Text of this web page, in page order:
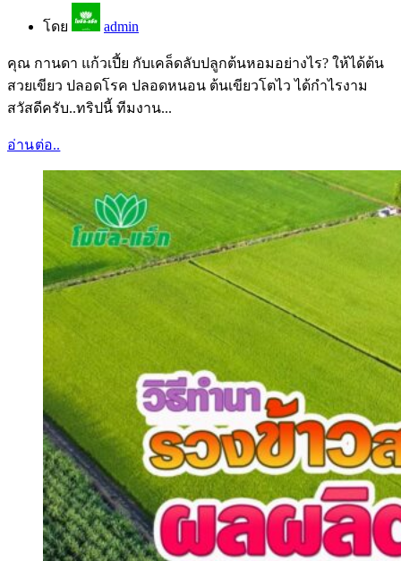
โดย admin
คุณ กานดา แก้วเปี้ย กับเคล็ดลับปลูกต้นหอมอย่างไร? ให้ได้ต้น
สวยเขียว ปลอดโรค ปลอดหนอน ต้นเขียวโตไว ได้กำไรงาม
สวัสดีครับ..ทริปนี้ ทีมงาน...
อ่านต่อ..